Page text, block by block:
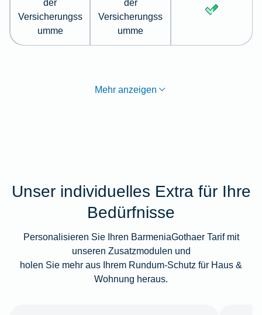
der
Versicherungss
umme
der
Versicherungss
umme
Mehr anzeigen
Unser individuelles Extra für Ihre
Bedürfnisse
Personalisieren Sie Ihren BarmeniaGothaer Tarif mit
unseren Zusatzmodulen und
holen Sie mehr aus Ihrem Rundum-Schutz für Haus &
Wohnung heraus.